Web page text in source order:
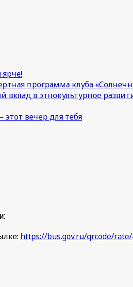
программа клуба
вклад в этнокультурное
вечер для тебя
https://bus.gov.ru/qrcode/